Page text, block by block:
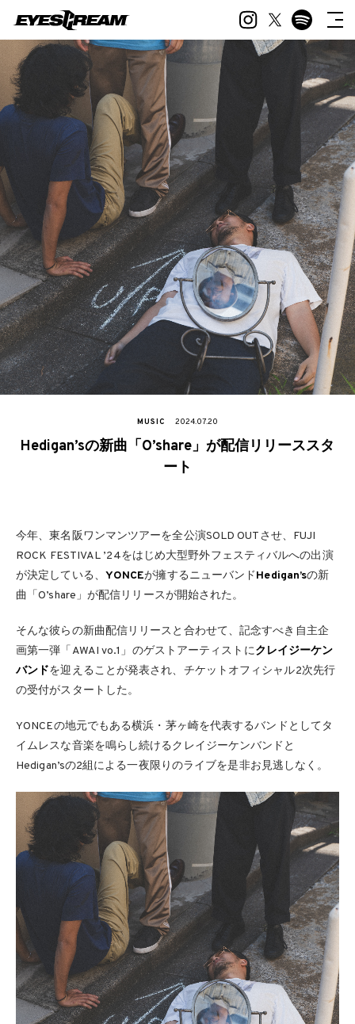
MUSIC 2024.07.20
Hedigan’sの新曲「O’share」が配信リリーススタ
ート
今年、東名阪ワンマンツアーを全公演SOLD OUTさせ、FUJI
ROCK FESTIVAL ’24をはじめ大型野外フェスティバルへの出演
が決定している、 YONCEが擁するニューバンドHedigan’sの新
曲「O’share」が配信リリースが開始された。
そんな彼らの新曲配信リリースと合わせて、記念すべき自主企
画第一弾「AWAI vo.1」のゲストアーティストにクレイジーケン
バンドを迎えることが発表され、チケットオフィシャル2次先行
の受付がスタートした。
YONCEの地元でもある横浜・茅ヶ崎を代表するバンドとしてタ
イムレスな音楽を鳴らし続けるクレイジーケンバンドと
Hedigan’sの2組による一夜限りのライブを是非お見逃しなく。